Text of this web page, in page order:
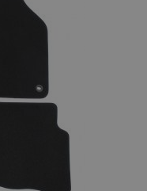
desideri